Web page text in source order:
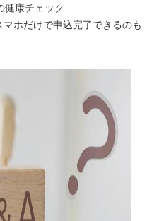
健康チェック
マホだけで申込完了できるのも